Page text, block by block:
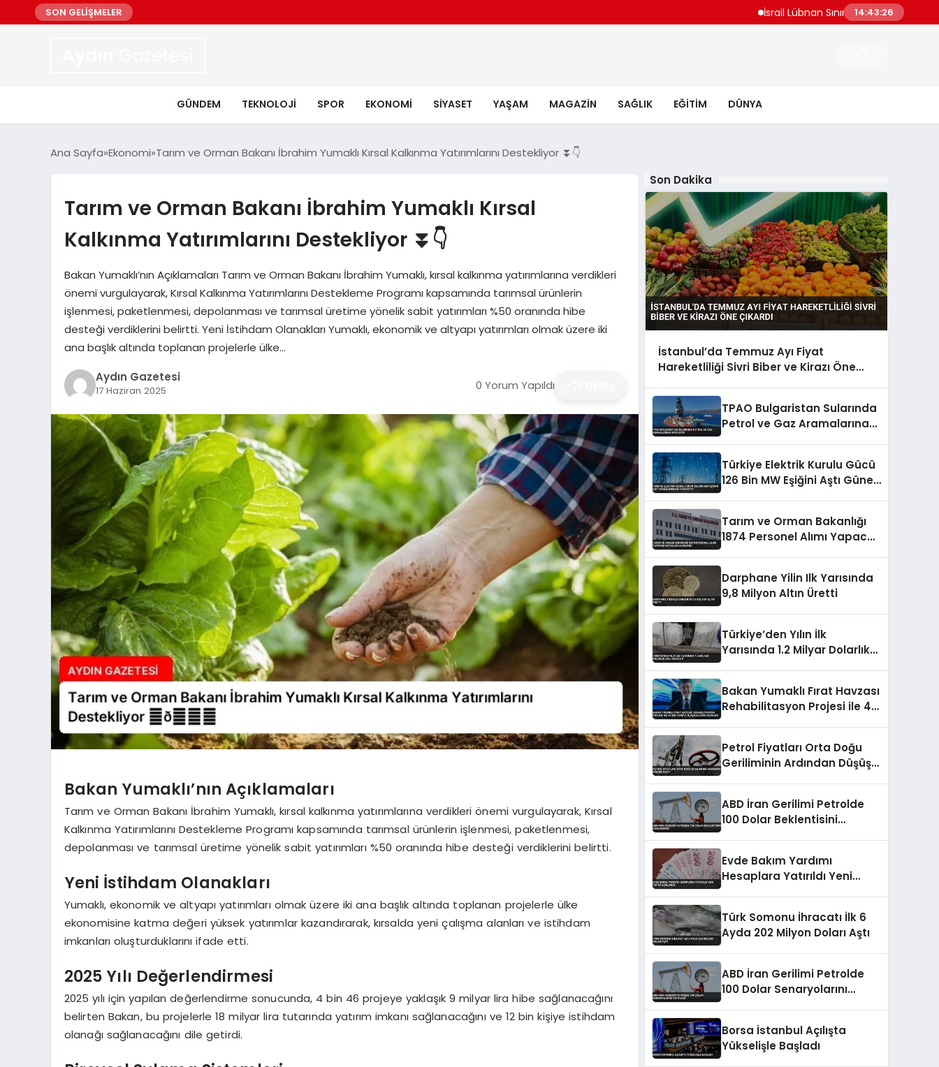
SON GELİŞMELER İsrail Lübnan Sınır Müzakereleri Roma’da
14:43:27
GÜNDEM TEKNOLOJI SPOR EKONOMI SIYASET YAŞAM MAGAZIN SAĞLIK EĞITIM DÜNYA
Ana Sayfa Ekonomi Tarım ve Orman Bakanı İbrahim Yumaklı Kırsal Kalkınma Yatırımlarını Destekliyor ⏬👇
Tarım ve Orman Bakanı İbrahim Yumaklı Kırsal
Kalkınma Yatırımlarını Destekliyor ⏬👇
Bakan Yumaklı’nın Açıklamaları Tarım ve Orman Bakanı İbrahim Yumaklı, kırsal kalkınma yatırımlarına verdikleri
önemi vurgulayarak, Kırsal Kalkınma Yatırımlarını Destekleme Programı kapsamında tarımsal ürünlerin
işlenmesi, paketlenmesi, depolanması ve tarımsal üretime yönelik sabit yatırımları %50 oranında hibe
desteği verdiklerini belirtti. Yeni İstihdam Olanakları Yumaklı, ekonomik ve altyapı yatırımları olmak üzere iki
ana başlık altında toplanan projelerle ülke…
Aydın Gazetesi
17 Haziran 2025 0 Yorum Yapıldı
Bakan Yumaklı’nın Açıklamaları
Tarım ve Orman Bakanı İbrahim Yumaklı, kırsal kalkınma yatırımlarına verdikleri önemi vurgulayarak, Kırsal
Kalkınma Yatırımlarını Destekleme Programı kapsamında tarımsal ürünlerin işlenmesi, paketlenmesi,
depolanması ve tarımsal üretime yönelik sabit yatırımları %50 oranında hibe desteği verdiklerini belirtti.
Yeni İstihdam Olanakları
Yumaklı, ekonomik ve altyapı yatırımları olmak üzere iki ana başlık altında toplanan projelerle ülke
ekonomisine katma değeri yüksek yatırımlar kazandırarak, kırsalda yeni çalışma alanları ve istihdam
imkanları oluşturduklarını ifade etti.
2025 Yılı Değerlendirmesi
2025 yılı için yapılan değerlendirme sonucunda, 4 bin 46 projeye yaklaşık 9 milyar lira hibe sağlanacağını
belirten Bakan, bu projelerle 18 milyar lira tutarında yatırım imkanı sağlanacağını ve 12 bin kişiye istihdam
olanağı sağlanacağını dile getirdi.
Son Dakika
İstanbul’da Temmuz Ayı Fiyat
Hareketliliği Sivri Biber ve Kirazı Öne
TPAO Bulgaristan Sularında
Petrol ve Gaz Aramalarına
Türkiye Elektrik Kurulu Gücü
126 Bin MW Eşiğini Aştı Güneş
Tarım ve Orman Bakanlığı
1874 Personel Alımı Yapacak
Darphane Yilin Ilk Yarısında
9,8 Milyon Altın Üretti
Türkiye’den Yılın İlk
Yarısında 1.2 Milyar Dolarlık
Bakan Yumaklı Fırat Havzası
Rehabilitasyon Projesi ile 40
Petrol Fiyatları Orta Doğu
Geriliminin Ardından Düşüşe
ABD İran Gerilimi Petrolde
100 Dolar Beklentisini
Evde Bakım Yardımı
Hesaplara Yatırıldı Yeni
Türk Somonu İhracatı İlk 6
Ayda 202 Milyon Doları Aştı
ABD İran Gerilimi Petrolde
100 Dolar Senaryolarını
Borsa İstanbul Açılışta
Yükselişle Başladı